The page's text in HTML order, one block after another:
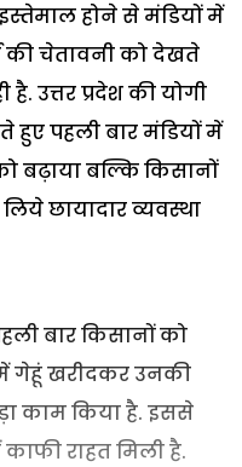
होने से मंडियों में
की चेतावनी को देखते
उत्तर प्रदेश की योगी
हुए पहली बार मंडियों में
बढ़ाया बल्कि किसानों
छायादार व्यवस्था
बार किसानों को
गेहूं खरीदकर उनकी
काम किया है. इससे
राहत मिली है.